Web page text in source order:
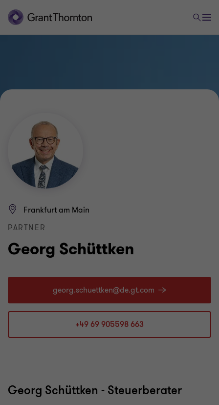
Georg Schüttken
Frankfurt am Main
PARTNER
+49 69 905598 663
Georg Schüttken - Steuerberater